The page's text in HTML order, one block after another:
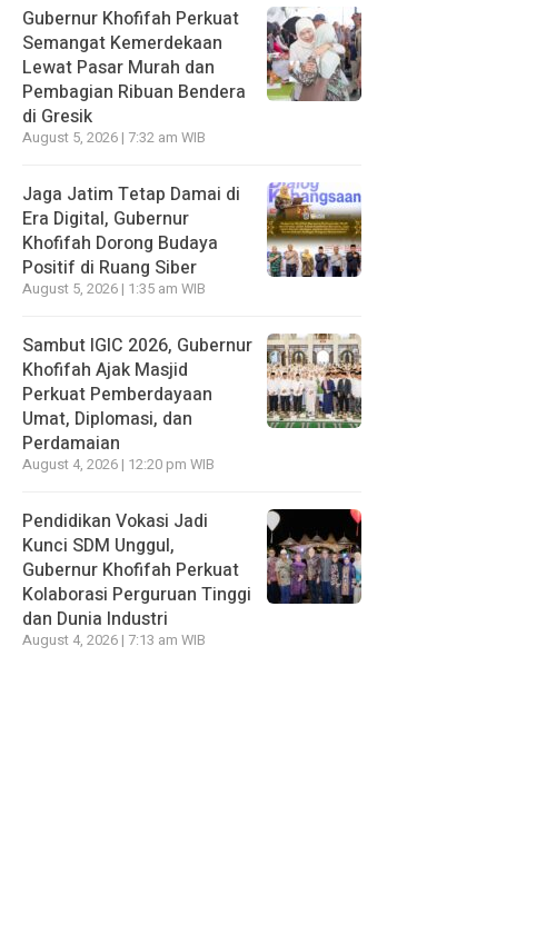
Gubernur Khofifah Perkuat
Semangat Kemerdekaan
Lewat Pasar Murah dan
Pembagian Ribuan Bendera
di Gresik
August 5, 2026 | 7:32 am WIB
Jaga Jatim Tetap Damai di
Era Digital, Gubernur
Khofifah Dorong Budaya
Positif di Ruang Siber
August 5, 2026 | 1:35 am WIB
Sambut IGIC 2026, Gubernur
Khofifah Ajak Masjid
Perkuat Pemberdayaan
Umat, Diplomasi, dan
Perdamaian
August 4, 2026 | 12:20 pm WIB
Pendidikan Vokasi Jadi
Kunci SDM Unggul,
Gubernur Khofifah Perkuat
Kolaborasi Perguruan Tinggi
dan Dunia Industri
August 4, 2026 | 7:13 am WIB